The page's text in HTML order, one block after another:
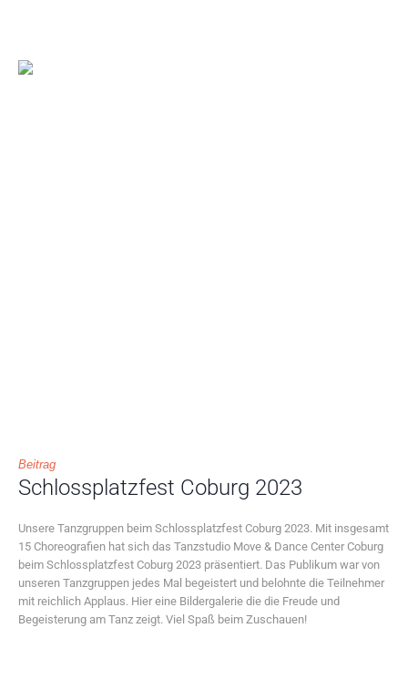
Beitrag
Schlossplatzfest Coburg 2023
Unsere Tanzgruppen beim Schlossplatzfest Coburg 2023. Mit insgesamt
15 Choreografien hat sich das Tanzstudio Move & Dance Center Coburg
beim Schlossplatzfest Coburg 2023 präsentiert. Das Publikum war von
unseren Tanzgruppen jedes Mal begeistert und belohnte die Teilnehmer
mit reichlich Applaus. Hier eine Bildergalerie die die Freude und
Begeisterung am Tanz zeigt. Viel Spaß beim Zuschauen!